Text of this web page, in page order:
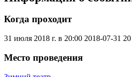
Когда проходит
31 июля 2018 г. в 20:00 2018-07-31
Место проведения